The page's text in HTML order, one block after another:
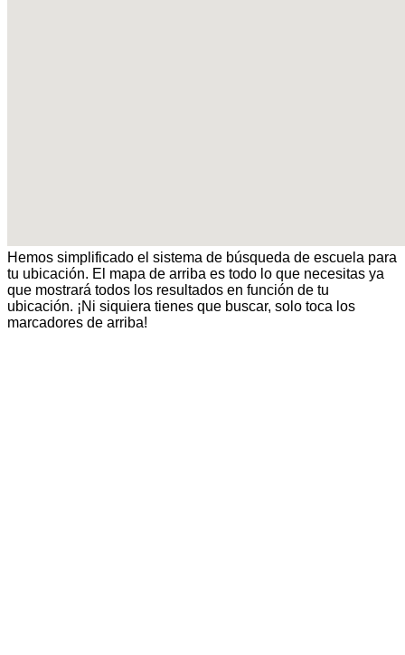
Hemos simplificado el sistema de búsqueda de escuela para
tu ubicación. El mapa de arriba es todo lo que necesitas ya
que mostrará todos los resultados en función de tu
ubicación. ¡Ni siquiera tienes que buscar, solo toca los
marcadores de arriba!